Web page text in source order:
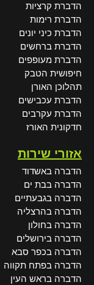
הדברת קרציות
הדברת רימות
הדברת כיני יונים
הדברת ברחשים
הדברת מעופפים
חיפושית הטבק
תהלוכן האורן
הדברת עכבישים
הדברת עקרבים
חדקונית האורז
אזורי שירות
הדברה באשדוד
הדברה בבת ים
הדברה בגבעתיים
הדברה בהרצליה
הדברה בחולון
הדברה בירושלים
הדברה בכפר סבא
הדברה בפתח תקווה
הדברה בראש העין